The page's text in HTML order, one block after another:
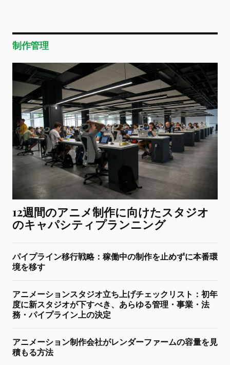
制作管理
12週間のアニメ制作に向けたスタジオ
のキャパシティプランニング
パイプライン移行戦略：稼働中の制作を止めずに本番環
境を移す
アニメーションスタジオ立ち上げチェックリスト：初年
度に新スタジオが下すべき、あらゆる管理・事業・法
務・パイプライン上の決定
アニメーション制作会社がレンダーファームの容量を見
積もる方法